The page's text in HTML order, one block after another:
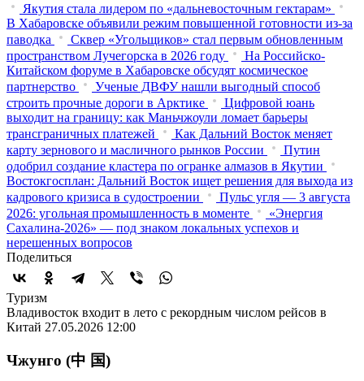
Якутия стала лидером по «дальневосточным гектарам»
В Хабаровске объявили режим повышенной готовности из‑за
паводка
Сквер «Угольщиков» стал первым обновленным
пространством Лучегорска в 2026 году
На Российско-
Китайском форуме в Хабаровске обсудят космическое
партнерство
Ученые ДВФУ нашли выгодный способ
строить прочные дороги в Арктике
Цифровой юань
выходит на границу: как Маньчжоули ломает барьеры
трансграничных платежей
Как Дальний Восток меняет
карту зернового и масличного рынков России
Путин
одобрил создание кластера по огранке алмазов в Якутии
Востокгосплан: Дальний Восток ищет решения для выхода из
кадрового кризиса в судостроении
Пульс угля — 3 августа
2026: угольная промышленность в моменте
«Энергия
Сахалина-2026» — под знаком локальных успехов и
нерешенных вопросов
Поделиться
Туризм
Владивосток входит в лето с рекордным числом рейсов в
Китай 27.05.2026 12:00
Чжунго (中 国)